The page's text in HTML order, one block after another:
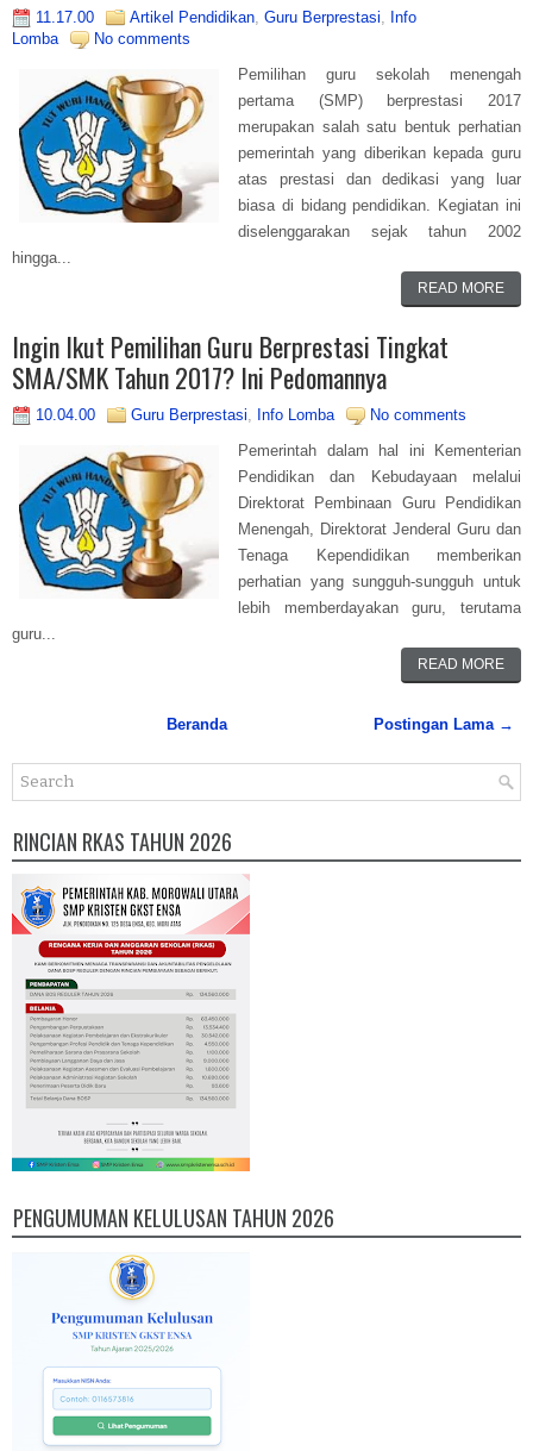
11.17.00 Artikel Pendidikan Guru Berprestasi
Info
Lomba
No comments
Pemilihan guru sekolah menengah
pertama (SMP) berprestasi 2017
merupakan salah satu bentuk perhatian
pemerintah yang diberikan kepada guru
atas prestasi dan dedikasi yang luar
biasa di bidang pendidikan. Kegiatan ini
diselenggarakan sejak tahun 2002
hingga...
READ MORE
Ingin Ikut Pemilihan Guru Berprestasi Tingkat
SMA/SMK Tahun 2017? Ini Pedomannya
10.04.00 Guru Berprestasi Info Lomba
No comments
Pemerintah dalam hal ini Kementerian
Pendidikan dan Kebudayaan melalui
Direktorat Pembinaan Guru Pendidikan
Menengah, Direktorat Jenderal Guru dan
Tenaga Kependidikan memberikan
perhatian yang sungguh-sungguh untuk
lebih memberdayakan guru, terutama
guru...
READ MORE
Postingan Lama →
Beranda
RINCIAN RKAS TAHUN 2026
PENGUMUMAN KELULUSAN TAHUN 2026